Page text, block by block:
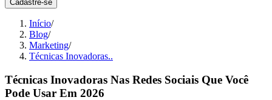
Cadastre-se
Início/
Blog/
Marketing/
Técnicas Inovadoras..
Técnicas Inovadoras Nas Redes Sociais Que Você
Pode Usar Em 2026